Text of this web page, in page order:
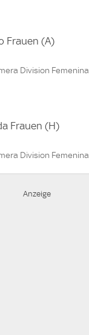
Frauen (A)
Division Femenina
Frauen (H)
Division Femenina